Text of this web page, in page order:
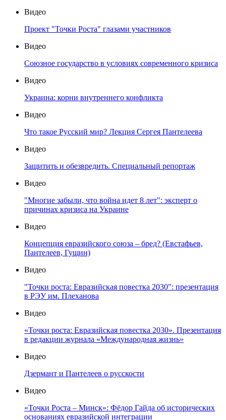
Видео
Проект "Точки Роста" глазами участников
Видео
Союзное государство в условиях современного кризиса
Видео
Украина: корни внутреннего конфликта
Видео
Что такое Русский мир? Лекция Сергея Пантелеева
Видео
Защитить и обезвредить. Специальный репортаж
Видео
"Многие забыли, что война идет 8 лет": эксперт о
причинах кризиса на Украине
Видео
Концепция евразийского союза – бред? (Евстафьев,
Пантелеев, Гущин)
Видео
"Точки роста: Евразийская повестка 2030": презентация
в РЭУ им. Плеханова
Видео
«Точки роста: Евразийская повестка 2030». Презентация
в редакции журнала «Международная жизнь»
Видео
Дзермант и Пантелеев о русскости
Видео
«Точки Роста – Минск»: Фёдор Гайда об исторических
основаниях евразийской интеграции